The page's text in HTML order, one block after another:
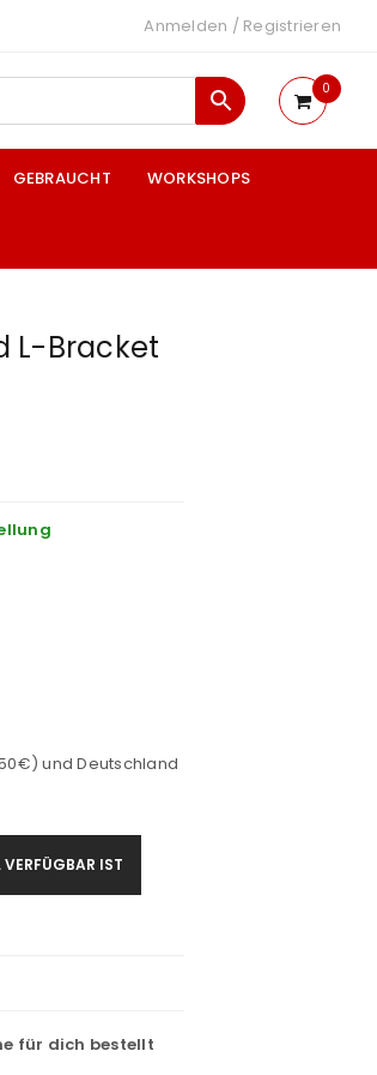
Anmelden / Registrieren
0
GEBRAUCHT WORKSHOPS
L-Bracket
und Deutschland
IST
für dich bestellt